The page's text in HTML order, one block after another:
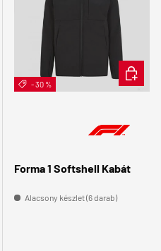
- 30 %
Forma 1 Softshell Kabát
Alacsony készlet (6 darab)